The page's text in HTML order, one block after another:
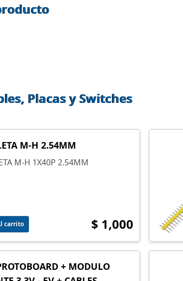
Placas y Switches
M-H 2.54MM
M-H 1X40P 2.54MM
carrito $ 1,000
+ MODULO